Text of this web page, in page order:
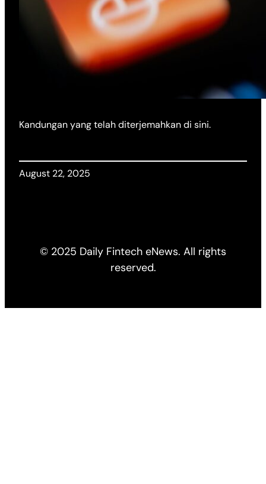
Kandungan yang telah diterjemahkan di sini.
August 22, 2025
© 2025 Daily Fintech eNews. All rights
reserved.